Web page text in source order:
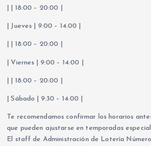
| | 18:00 – 20:00 |
| Jueves | 9:00 – 14:00 |
| | 18:00 – 20:00 |
| Viernes | 9:00 – 14:00 |
| | 18:00 – 20:00 |
| Sábado | 9:30 – 14:00 |
Te recomendamos confirmar los horarios
que pueden ajustarse en temporadas
El staff de Administración de Lotería